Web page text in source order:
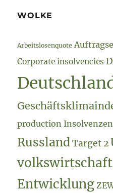
WOLKE
Arbeitslosenquote
Corporate insolvencies
production Insolvenzen
Russland Target 2
Entwicklung